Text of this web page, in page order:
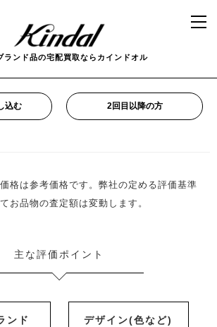
ランド品の宅配買取ならカインドオル
込む 2回目以降の方
格は参考価格です。弊社の定める評価基準
お品物の査定額は変動します。
主な評価ポイント
ンド デザイン(色など)